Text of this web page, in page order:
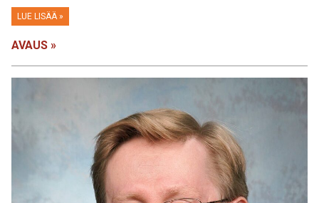
LUE LISÄÄ »
AVAUS »